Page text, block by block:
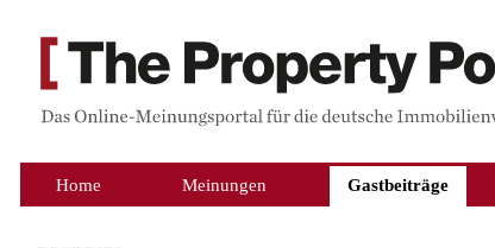
Home Meinungen Gastbeiträge